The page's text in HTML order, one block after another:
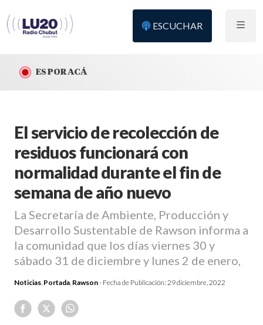
ESCUCHAR
ES POR ACÁ
El servicio de recolección de
residuos funcionará con
normalidad durante el fin de
semana de año nuevo
La Secretaría de Ambiente, Producción y
Desarrollo Sustentable de Rawson informa a
la comunidad que los días viernes 30 y
sábado 31 de diciembre y lunes 2 de enero,
Noticias, Portada, Rawson- Fecha de Publicación: 29 diciembre, 2022